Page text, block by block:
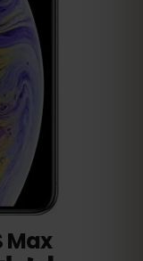
Max